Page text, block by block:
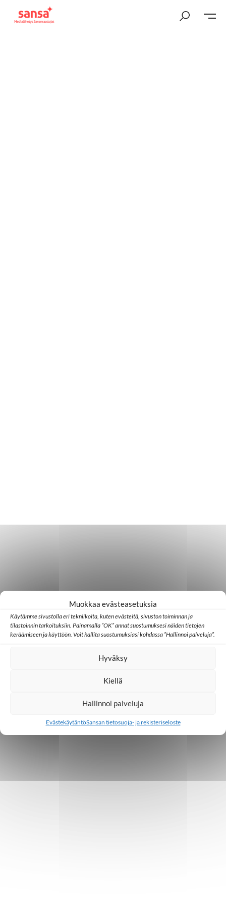
Muokkaa evästeasetuksia
Käytämme sivustolla eri tekniikoita, kuten evästeitä, sivuston toiminnan ja
tilastoinnin tarkoituksiin. Painamalla ”OK” annat suostumuksesi näiden tietojen
keräämiseen ja käyttöön. Voit hallita suostumuksiasi kohdassa ”Hallinnoi palveluja”.
Hyväksy
Kiellä
Hallinnoi palveluja
EvästekäytäntöSansan tietosuoja- ja rekisteriseloste